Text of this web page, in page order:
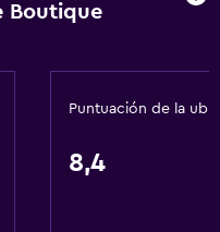
Boutique
Puntuación de la
8,4